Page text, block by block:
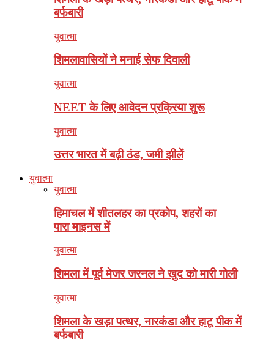
बर्फबारी
युवात्मा
शिमलावासियों ने मनाई सेफ दिवाली
युवात्मा
NEET के लिए आवेदन प्रक्रिया शुरू
युवात्मा
उत्तर भारत में बढ़ी ठंड, जमी झीलें
युवात्मा
युवात्मा
हिमाचल में शीतलहर का प्रकोप, शहरों का
पारा माइनस में
युवात्मा
शिमला में पूर्व मेजर जरनल ने खुद को मारी गोली
युवात्मा
शिमला के खड़ा पत्थर, नारकंडा और हाटू पीक में
बर्फबारी